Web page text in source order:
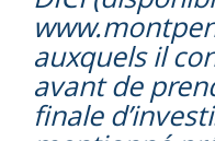
auxquels il
avant de
finale